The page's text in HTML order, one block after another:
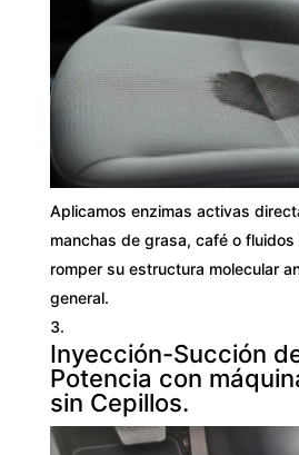
Aplicamos enzimas activas
manchas de grasa, café o
romper su estructura molecular
general.
Inyección-Succión
Potencia con
sin Cepillos.